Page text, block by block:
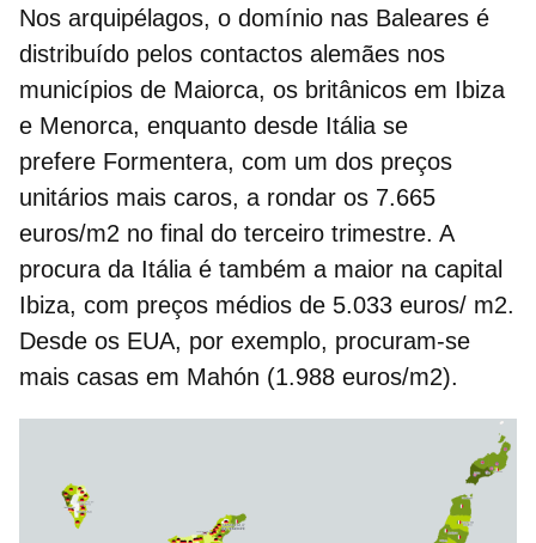
Nos arquipélagos, o domínio nas Baleares é
distribuído pelos contactos alemães nos
municípios de Maiorca, os britânicos em Ibiza
e Menorca, enquanto desde Itália se
prefere Formentera, com um dos preços
unitários mais caros, a rondar os 7.665
euros/m2 no final do terceiro trimestre. A
procura da Itália é também a maior na capital
Ibiza, com preços médios de 5.033 euros/ m2.
Desde os EUA, por exemplo, procuram-se
mais casas em Mahón (1.988 euros/m2).